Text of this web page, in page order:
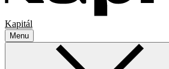
Kapitál
Menu